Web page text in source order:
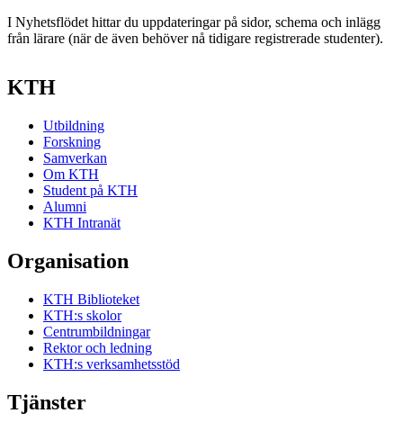
I Nyhetsflödet hittar du uppdateringar på sidor, schema och inlägg
från lärare (när de även behöver nå tidigare registrerade studenter).
KTH
Utbildning
Forskning
Samverkan
Om KTH
Student på KTH
Alumni
KTH Intranät
Organisation
KTH Biblioteket
KTH:s skolor
Centrumbildningar
Rektor och ledning
KTH:s verksamhetsstöd
Tjänster